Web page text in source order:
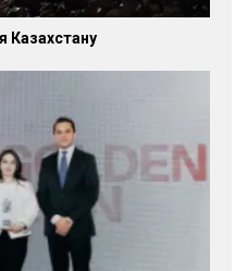
Казахстану